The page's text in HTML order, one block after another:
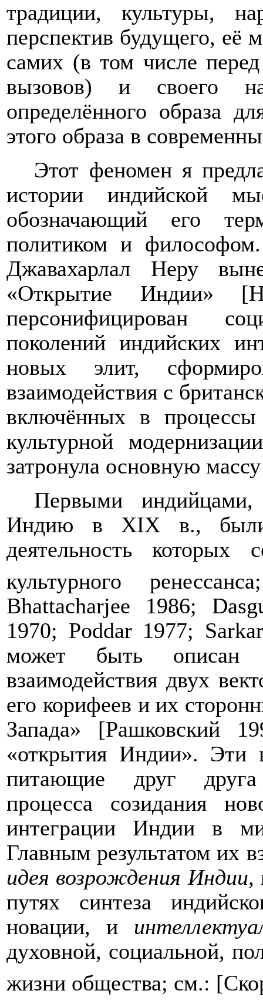
традиции, культуры,
перспектив будущего, её
самих (в том числе
вызовов) и своего
определённого образа
этого образа в
Этот феномен я
истории индийской
обозначающий его
политиком и
Джавахарлал Неру
«Открытие Индии»
персонифицирован
поколений индийских
новых элит,
взаимодействия с
включённых в процессы
культурной
затронула основную
Первыми индийцами,
Индию в XIX в., были
деятельность которых
культурного
Bhattacharjee 1986;
1970; Poddar 1977; Sarkar
может быть описан
взаимодействия двух
его корифеев и их
Запада» [Рашковский
«открытия Индии». Эти
питающие друг друга
процесса созидания
интеграции Индии в
Главным результатом их
идея возрождения Индии,
путях синтеза
новации, и
духовной, социальной,
жизни общества; см.: